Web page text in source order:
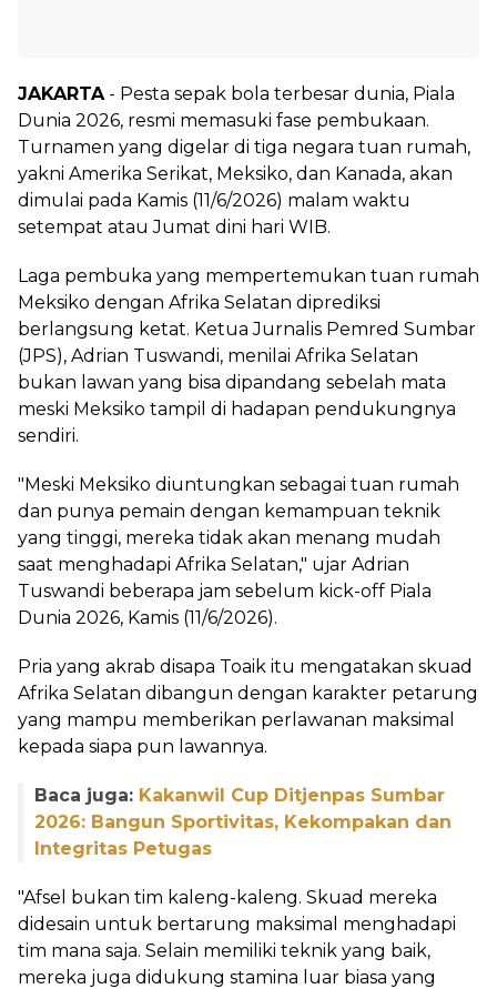
JAKARTA- Pesta sepak bola terbesar dunia, Piala
Dunia 2026, resmi memasuki fase pembukaan.
Turnamen yang digelar di tiga negara tuan rumah,
yakni Amerika Serikat, Meksiko, dan Kanada, akan
dimulai pada Kamis (11/6/2026) malam waktu
setempat atau Jumat dini hari WIB.
Laga pembuka yang mempertemukan tuan rumah
Meksiko dengan Afrika Selatan diprediksi
berlangsung ketat. Ketua Jurnalis Pemred Sumbar
(JPS), Adrian Tuswandi, menilai Afrika Selatan
bukan lawan yang bisa dipandang sebelah mata
meski Meksiko tampil di hadapan pendukungnya
sendiri.
"Meski Meksiko diuntungkan sebagai tuan rumah
dan punya pemain dengan kemampuan teknik
yang tinggi, mereka tidak akan menang mudah
saat menghadapi Afrika Selatan," ujar Adrian
Tuswandi beberapa jam sebelum kick-off Piala
Dunia 2026, Kamis (11/6/2026).
Pria yang akrab disapa Toaik itu mengatakan skuad
Afrika Selatan dibangun dengan karakter petarung
yang mampu memberikan perlawanan maksimal
kepada siapa pun lawannya.
Baca juga: Kakanwil Cup Ditjenpas Sumbar
2026: Bangun Sportivitas, Kekompakan dan
Integritas Petugas
"Afsel bukan tim kaleng-kaleng. Skuad mereka
didesain untuk bertarung maksimal menghadapi
tim mana saja. Selain memiliki teknik yang baik,
mereka juga didukung stamina luar biasa yang